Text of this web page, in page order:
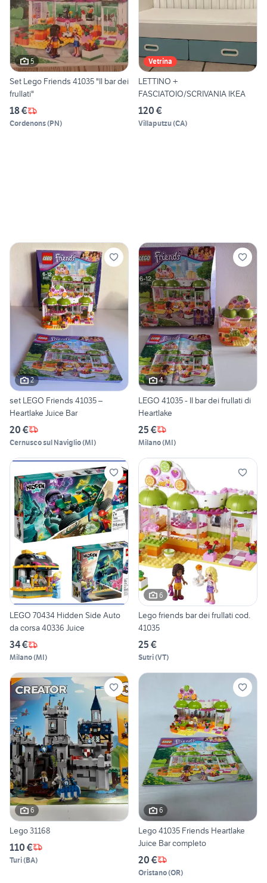
5
Set Lego Friends 41035 "Il bar dei
frullati"
18 €
Cordenons(PN)
Vetrina
LETTINO +
FASCIATOIO/SCRIVANIA IKEA
120 €
Villaputzu(CA)
2
set LEGO Friends 41035 –
Heartlake Juice Bar
20 €
Cernusco sul Naviglio(MI)
4
LEGO 41035 - Il bar dei frullati di
Heartlake
25 €
Milano(MI)
LEGO 70434 Hidden Side Auto
da corsa 40336 Juice
34 €
Milano(MI)
6
Lego friends bar dei frullati cod.
41035
25 €
Sutri(VT)
6
Lego 31168
110 €
Turi(BA)
6
Lego 41035 Friends Heartlake
Juice Bar completo
20 €
Oristano(OR)